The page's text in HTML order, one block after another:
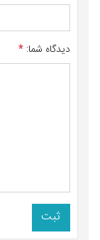
دیدگاه شما:*
ثبت